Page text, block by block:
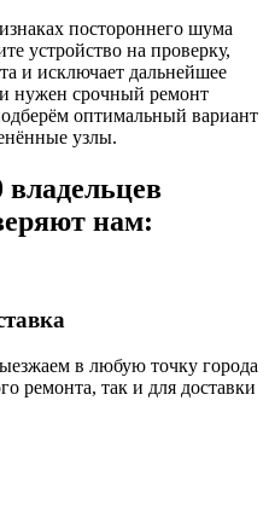
постороннего шума
устройство на проверку,
и исключает дальнейшее
нужен срочный ремонт
оптимальный вариант
узлы.
владельцев
нам:
в любую точку города
ремонта, так и для доставки